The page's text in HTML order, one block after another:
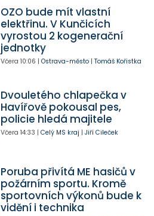
OZO bude mít vlastní
elektřinu. V Kunčicích
vyrostou 2 kogenerační
jednotky
Včera 10:06 | Ostrava-město| Tomáš Kořistka
Dvouletého chlapečka v
Havířově pokousal pes,
policie hledá majitele
Včera 14:33 | Celý MS kraj | Jiří Cileček
Poruba přivítá ME hasičů v
požárním sportu. Kromě
sportovních výkonů bude k
vidění i technika